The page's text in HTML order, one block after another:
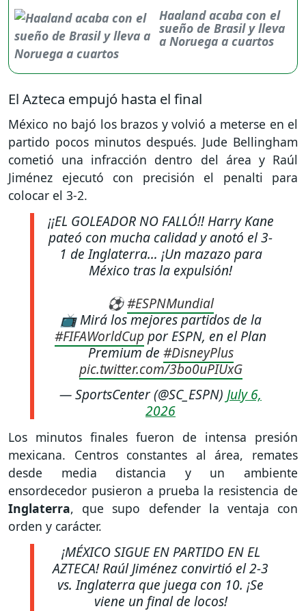
Haaland acaba con el
sueño de Brasil y lleva
a Noruega a cuartos
El Azteca empujó hasta el final
México no bajó los brazos y volvió a meterse en el
partido pocos minutos después. Jude Bellingham
cometió una infracción dentro del área y Raúl
Jiménez ejecutó con precisión el penalti para
colocar el 3-2.
¡¡EL GOLEADOR NO FALLÓ!! Harry Kane
pateó con mucha calidad y anotó el 3-
1 de Inglaterra… ¡Un mazazo para
México tras la expulsión!
⚽#ESPNMundial
📺 Mirá los mejores partidos de la
#FIFAWorldCuppor ESPN, en el Plan
Premium de #DisneyPlus
pic.twitter.com/3bo0uPIUxG
— SportsCenter (@SC_ESPN) July 6,
2026
Los minutos finales fueron de intensa presión
mexicana. Centros constantes al área, remates
desde media distancia y un ambiente
ensordecedor pusieron a prueba la resistencia de
Inglaterra, que supo defender la ventaja con
orden y carácter.
¡MÉXICO SIGUE EN PARTIDO EN EL
AZTECA! Raúl Jiménez convirtió el 2-3
vs. Inglaterra que juega con 10. ¡Se
viene un final de locos!